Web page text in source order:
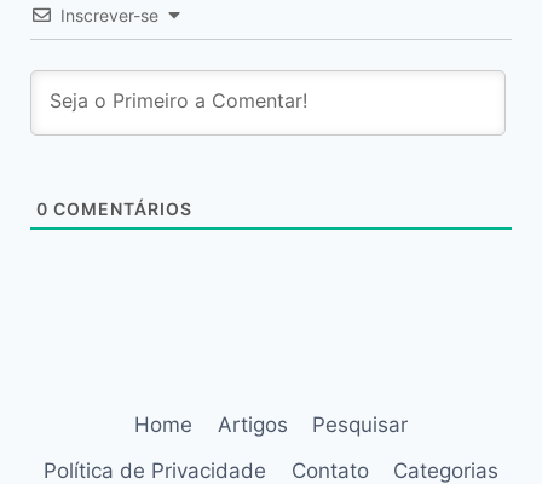
Inscrever-se
0 COMENTÁRIOS
Home Artigos
Pesquisar
Política de Privacidade
Contato
Categorias